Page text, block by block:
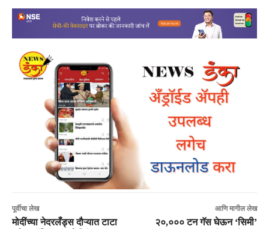
पूर्वीचा लेख
मोदींच्या नेदरलँड्स दौऱ्यात टाटा
आणि मागील लेख
२०,००० टन गॅस घेऊन ‘सिमी’